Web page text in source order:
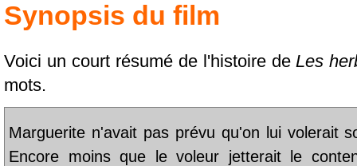
Synopsis du film
Voici un court résumé de l'histoire deLes
mots.
Marguerite n'avait pas prévu qu'on lui volerait
Encore moins que le voleur jetterait le